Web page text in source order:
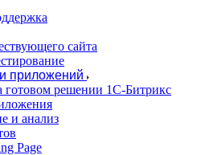
сайта
приложений
готовом решении 1С-Битрикс
и анализ
Page